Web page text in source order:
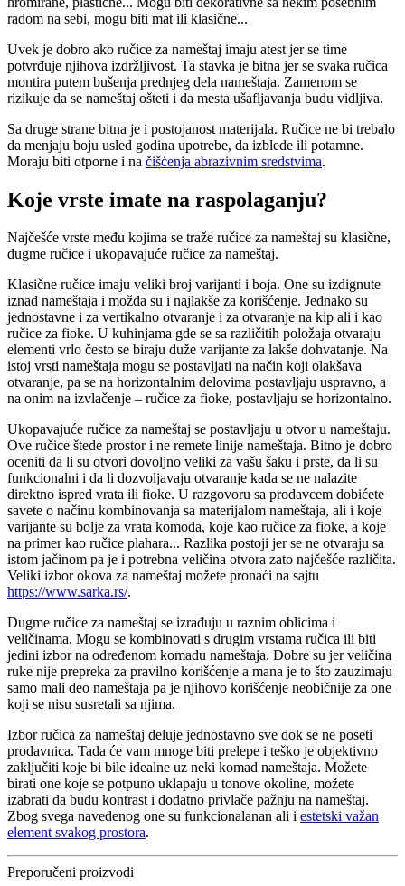
radom na sebi, mogu biti mat ili klasične...
Uvek je dobro ako ručice za nameštaj imaju atest jer se time
potvrđuje njihova izdržljivost. Ta stavka je bitna jer se svaka ručica
montira putem bušenja prednjeg dela nameštaja. Zamenom se
rizikuje da se nameštaj ošteti i da mesta ušafljavanja budu vidljiva.
Sa druge strane bitna je i postojanost materijala. Ručice ne bi trebalo
da menjaju boju usled godina upotrebe, da izblede ili potamne.
Moraju biti otporne i na čišćenja abrazivnim sredstvima.
Koje vrste imate na raspolaganju?
Najčešće vrste među kojima se traže ručice za nameštaj su klasične,
dugme ručice i ukopavajuće ručice za nameštaj.
Klasične ručice imaju veliki broj varijanti i boja. One su izdignute
iznad nameštaja i možda su i najlakše za korišćenje. Jednako su
jednostavne i za vertikalno otvaranje i za otvaranje na kip ali i kao
ručice za fioke. U kuhinjama gde se sa različitih položaja otvaraju
elementi vrlo često se biraju duže varijante za lakše dohvatanje. Na
istoj vrsti nameštaja mogu se postavljati na način koji olakšava
otvaranje, pa se na horizontalnim delovima postavljaju uspravno, a
na onim na izvlačenje – ručice za fioke, postavljaju se horizontalno.
Ukopavajuće ručice za nameštaj se postavljaju u otvor u nameštaju.
Ove ručice štede prostor i ne remete linije nameštaja. Bitno je dobro
oceniti da li su otvori dovoljno veliki za vašu šaku i prste, da li su
funkcionalni i da li dozvoljavaju otvaranje kada se ne nalazite
direktno ispred vrata ili fioke. U razgovoru sa prodavcem dobićete
savete o načinu kombinovanja sa materijalom nameštaja, ali i koje
varijante su bolje za vrata komoda, koje kao ručice za fioke, a koje
na primer kao ručice plahara... Razlika postoji jer se ne otvaraju sa
istom jačinom pa je i potrebna veličina otvora zato najčešće različita.
Veliki izbor okova za nameštaj možete pronaći na sajtu
https://www.sarka.rs/.
Dugme ručice za nameštaj se izrađuju u raznim oblicima i
veličinama. Mogu se kombinovati s drugim vrstama ručica ili biti
jedini izbor na određenom komadu nameštaja. Dobre su jer veličina
ruke nije prepreka za pravilno korišćenje a mana je to što zauzimaju
samo mali deo nameštaja pa je njihovo korišćenje neobičnije za one
koji se nisu susretali sa njima.
Izbor ručica za nameštaj deluje jednostavno sve dok se ne poseti
prodavnica. Tada će vam mnoge biti prelepe i teško je objektivno
zaključiti koje bi bile idealne uz neki komad nameštaja. Možete
birati one koje se potpuno uklapaju u tonove okoline, možete
izabrati da budu kontrast i dodatno privlače pažnju na nameštaj.
Zbog svega navedenog one su funkcionalanan ali i estetski važan
element svakog prostora.
Preporučeni proizvodi